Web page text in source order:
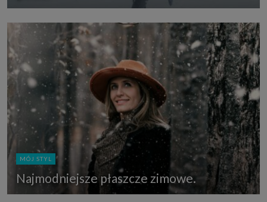
MÓJ STYL
Najmodniejsze płaszcze zimowe.